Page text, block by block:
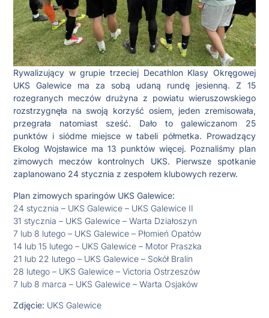
Rywalizujący w grupie trzeciej Decathlon Klasy Okręgowej
UKS Galewice ma za sobą udaną rundę jesienną. Z 15
rozegranych meczów drużyna z powiatu wieruszowskiego
rozstrzygnęła na swoją korzyść osiem, jeden zremisowała,
przegrała natomiast sześć. Dało to galewiczanom 25
punktów i siódme miejsce w tabeli półmetka. Prowadzący
Ekolog Wojsławice ma 13 punktów więcej. Poznaliśmy plan
zimowych meczów kontrolnych UKS. Pierwsze spotkanie
zaplanowano 24 stycznia z zespołem klubowych rezerw.
Plan zimowych sparingów UKS Galewice:
24 stycznia – UKS Galewice – UKS Galewice II
31 stycznia – UKS Galewice – Warta Działoszyn
7 lub 8 lutego – UKS Galewice – Płomień Opatów
14 lub 15 lutego – UKS Galewice – Motor Praszka
21 lub 22 lutego – UKS Galewice – Sokół Bralin
28 lutego – UKS Galewice – Victoria Ostrzeszów
7 lub 8 marca – UKS Galewice – Warta Osjaków
Zdjęcie: UKS Galewice